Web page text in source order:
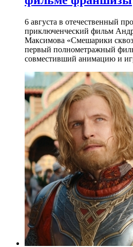
6 августа в отечественный
приключенческий фильм
Максимова «Смешарики
первый полнометражный
совместивший анимацию и